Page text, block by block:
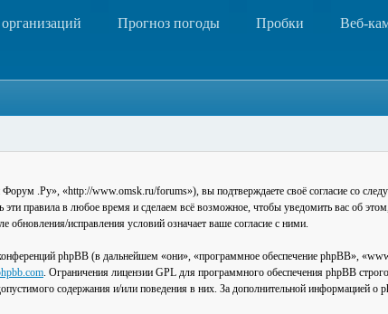
Прогноз погоды Пробки Веб-
.Ру», «http://www.omsk.ru/forums»), вы подтверждаете своё согласие со
правила в любое время и сделаем всё возможное, чтобы уведомить вас об
исправления условий означает ваше согласие с ними.
phpBB (в дальнейшем «они», «программное обеспечение phpBB»,
. Ограничения лицензии GPL для программного обеспечения phpBB
содержания и/или поведения в них. За дополнительной информацией о